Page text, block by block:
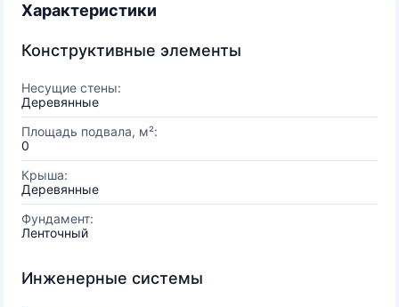
Характеристики
Конструктивные элементы
Несущие стены:
Деревянные
Площадь подвала, м²:
0
Крыша:
Деревянные
Фундамент:
Ленточный
Инженерные системы